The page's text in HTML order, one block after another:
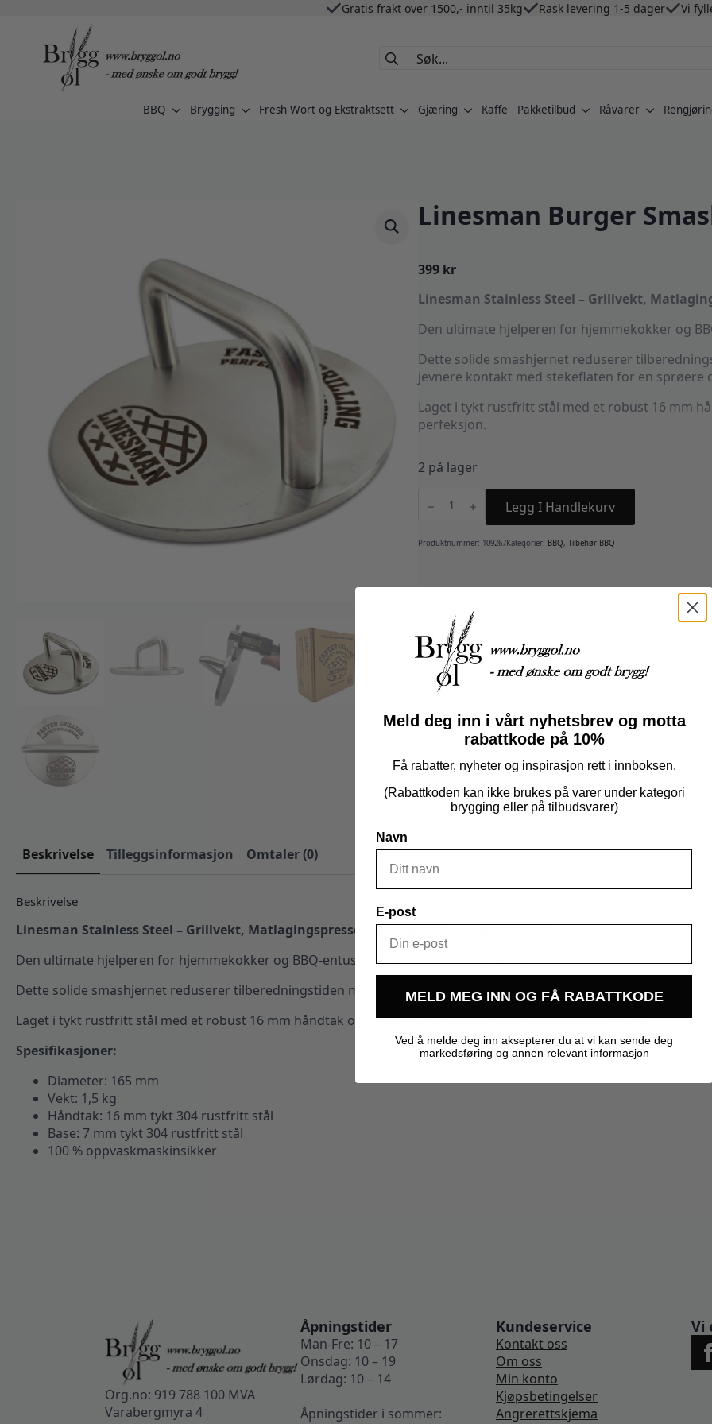
Gratis frakt over 1500,- inntil 35kg Rask levering 1-5 dager Vi
Search
BBQ Brygging Fresh Wort og Ekstraktsett Gjæring Kaffe Pakketilbud Råvarer
Linesman Burger
399 kr
Linesman Stainless Steel – Grillvekt,
Den ultimate hjelperen for hjemmekokker og
Dette solide smashjernet reduserer
jevnere kontakt med stekeflaten for en sprøere
Laget i tykt rustfritt stål med et robust 16 mm
perfeksjon.
2 på lager
Smasher Legg I Handlekurv
Produktnummer: 109267Kategorier: BBQ, Tilbehør BBQ
Beskrivelse Tilleggsinformasjon Omtaler (0)
Beskrivelse
Linesman Stainless Steel – Grillvekt, Matlagingspresse, Baconpresse, Burgersmasher
Den ultimate hjelperen for hjemmekokker og BBQ-entusiaster, perfekt til smashburgere!
Dette solide smashjernet reduserer tilberedningstiden med minst 40 %, samtidig som det sikrer jevnere kontakt
Laget i tykt rustfritt stål med et robust 16 mm håndtak og en 7 mm base – sveist og polert til perfeksjon.
Spesifikasjoner:
Diameter: 165 mm
Vekt: 1,5 kg
Håndtak: 16 mm tykt 304 rustfritt stål
Base: 7 mm tykt 304 rustfritt stål
100 % oppvaskmaskinsikker
Org.no: 919 788 100 MVA
Varabergmyra 4
Åpningstider
Man-Fre: 10 – 17
Onsdag: 10 – 19
Lørdag: 10 – 14
Åpningstider i sommer:
Kundeservice
Kontakt oss
Om oss
Min konto
Kjøpsbetingelser
Angrerettskjema
Vi
Meld deg inn i vårt nyhetsbrev og motta
rabattkode på 10%
Få rabatter, nyheter og inspirasjon rett i innboksen.
(Rabattkoden kan ikke brukes på varer under kategori
brygging eller på tilbudsvarer)
Navn
E-post
MELD MEG INN OG FÅ RABATTKODE
Ved å melde deg inn aksepterer du at vi kan sende deg
markedsføring og annen relevant informasjon